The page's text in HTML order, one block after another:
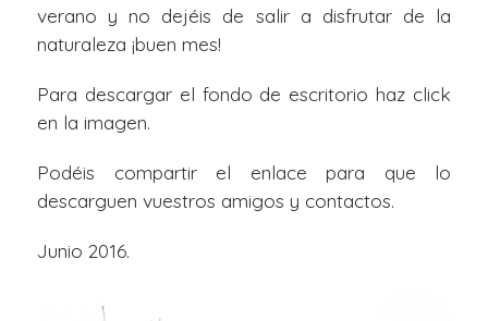
verano y no dejéis de salir a disfrutar de la
naturaleza ¡buen mes!
Para descargar el fondo de escritorio haz click
en la imagen.
Podéis compartir el enlace para que lo
descarguen vuestros amigos y contactos.
Junio 2016.